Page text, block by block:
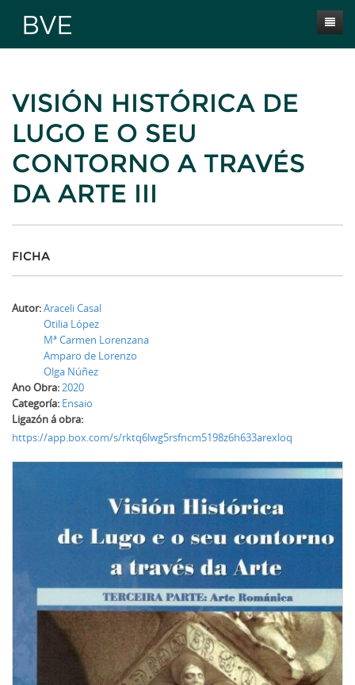
Presentación
Obras
Selección BVE
Autores
Novas
Contacta
VISIÓN HISTÓRICA DE
LUGO E O SEU
CONTORNO A TRAVÉS
DA ARTE III
FICHA
Autor:Araceli Casal
Otilia López
Mª Carmen Lorenzana
Amparo de Lorenzo
Olga Núñez
Ano Obra:2020
Categoría: Ensaio
Ligazón á obra:
https://app.box.com/s/rktq6lwg5rsfncm5198z6h633arexloq